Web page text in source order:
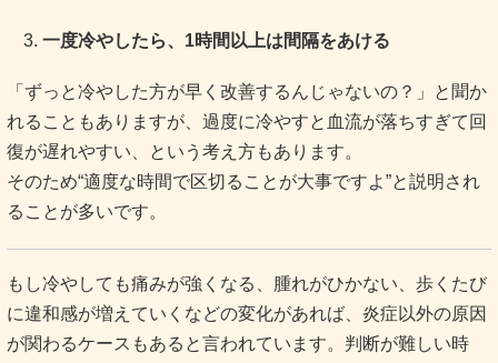
一度冷やしたら、1時間以上は間隔をあける
「ずっと冷やした方が早く改善するんじゃないの？」と聞か
れることもありますが、過度に冷やすと血流が落ちすぎて回
復が遅れやすい、という考え方もあります。
そのため“適度な時間で区切ることが大事ですよ”と説明され
ることが多いです。
もし冷やしても痛みが強くなる、腫れがひかない、歩くたび
に違和感が増えていくなどの変化があれば、炎症以外の原因
が関わるケースもあると言われています。判断が難しい時